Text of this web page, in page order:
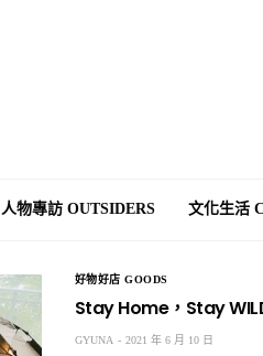
人物專訪 OUTSIDERS 文化生活
好物好店 GOODS
Stay Home，Stay
GYUNA 2021 年 6 月 10 日